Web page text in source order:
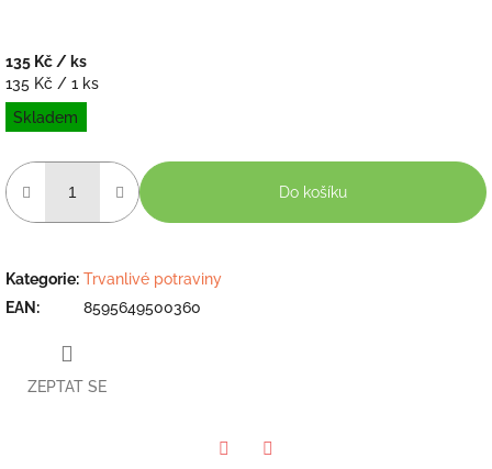
135 Kč / ks
Měrná
cena:
135 Kč / 1 ks
Skladem
Do košíku
Kategorie: Trvanlivé potraviny
EAN : 8595649500360
ZEPTAT SE